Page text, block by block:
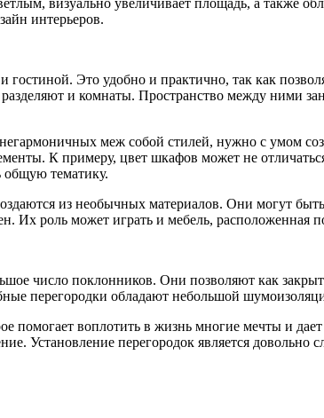
визуально увеличивает площадь, а также
интерьеров.
гостиной. Это удобно и практично, так как
и комнаты. Пространство между ними
меж собой стилей, нужно с умом
К примеру, цвет шкафов может не
общую тематику.
из необычных материалов. Они могут
Их роль может играть и мебель, расположенная
число поклонников. Они позволяют как
перегородки обладают небольшой
помогает воплотить в жизнь многие мечты и
Установление перегородок является